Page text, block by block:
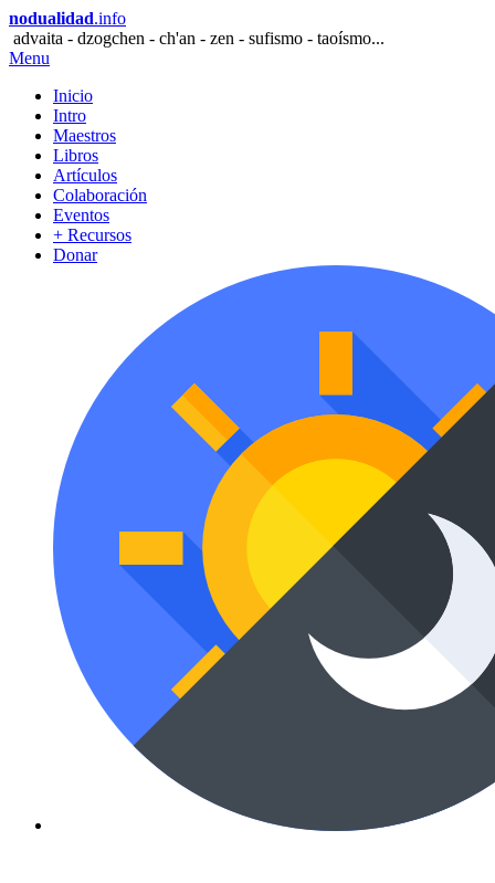
nodualidad.info
advaita - dzogchen - ch'an - zen - sufismo - taoísmo...
Menu
Inicio
Intro
Maestros
Libros
Artículos
Colaboración
Eventos
+ Recursos
Donar